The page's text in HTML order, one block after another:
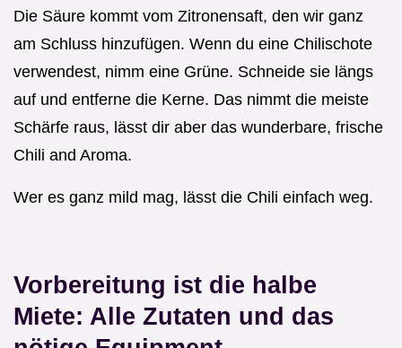
Die Säure kommt vom Zitronensaft, den wir ganz
am Schluss hinzufügen. Wenn du eine Chilischote
verwendest, nimm eine Grüne. Schneide sie längs
auf und entferne die Kerne. Das nimmt die meiste
Schärfe raus, lässt dir aber das wunderbare, frische
Chili and Aroma.
Wer es ganz mild mag, lässt die Chili einfach weg.
Vorbereitung ist die halbe
Miete: Alle Zutaten und das